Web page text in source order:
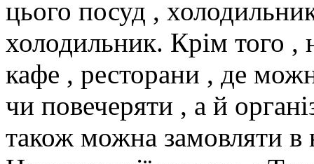
цього посуд ,
холодильник. Крім того ,
кафе , ресторани , де
чи повечеряти , а й
також можна замовляти в